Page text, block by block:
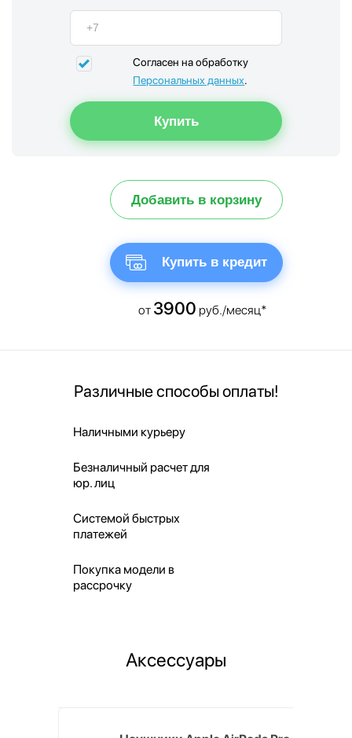
Согласен на обработку
Персональных данных.
Добавить в корзину
Купить в кредит
от 3900 руб./месяц*
Различные способы оплаты!
Наличными курьеру
Безналичный расчет для
юр. лиц
Системой быстрых
платежей
Покупка модели в
рассрочку
Аксессуары